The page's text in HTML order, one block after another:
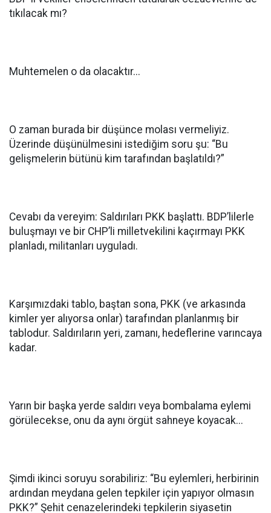
tıkılacak mı?
Muhtemelen o da olacaktır...
O zaman burada bir düşünce molası vermeliyiz.
Üzerinde düşünülmesini istediğim soru şu: “Bu
gelişmelerin bütünü kim tarafından başlatıldı?”
Cevabı da vereyim: Saldırıları PKK başlattı. BDP’lilerle
buluşmayı ve bir CHP’li milletvekilini kaçırmayı PKK
planladı, militanları uyguladı.
Karşımızdaki tablo, baştan sona, PKK (ve arkasında
kimler yer alıyorsa onlar) tarafından planlanmış bir
tablodur. Saldırıların yeri, zamanı, hedeflerine varıncaya
kadar.
Yarın bir başka yerde saldırı veya bombalama eylemi
görülecekse, onu da aynı örgüt sahneye koyacak...
Şimdi ikinci soruyu sorabiliriz: “Bu eylemleri, herbirinin
ardından meydana gelen tepkiler için yapıyor olmasın
PKK?” Şehit cenazelerindeki tepkilerin siyasetin